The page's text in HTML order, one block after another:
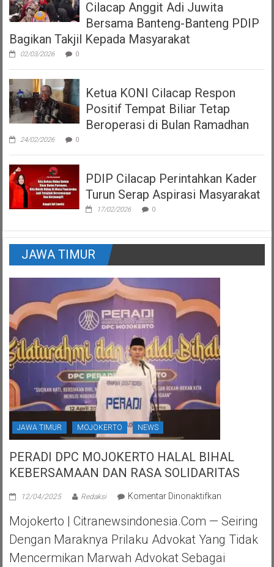
Cilacap Anggit Adi Juwita
Bersama Banteng-Banteng PDIP
Bagikan Takjil Kepada Masyarakat
02/03/2026 0
Ketua KONI Cilacap Respon
Positif Tempat Biliar Tetap
Beroperasi di Bulan Ramadhan
24/02/2026 0
PDIP Cilacap Perintahkan Kader
Turun Serap Aspirasi Masyarakat
17/02/2026 0
JAWA TIMUR
JAWA TIMUR MOJOKERTO NEWS
PERADI DPC MOJOKERTO HALAL BIHAL
KEBERSAMAAN DAN RASA SOLIDARITAS
12/04/2025 Redaksi Komentar Dinonaktifkan
DPC
MOJOKERTO
HALAL
BIHAL
Mojokerto | Citranewsindonesia.com — Seiring
Dengan Maraknya Prilaku Advokat Yang Tidak
Mencermikan Marwah Advokat Sebagai